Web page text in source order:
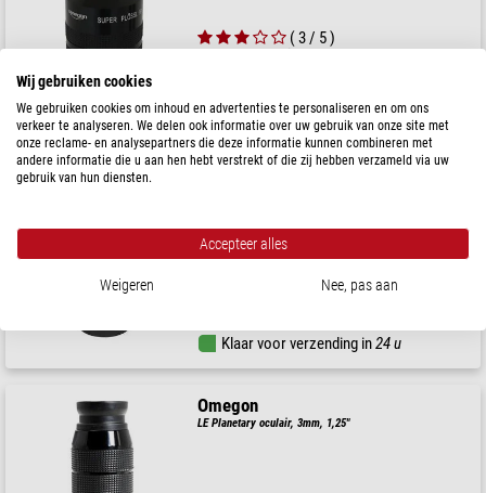
( 3 / 5 )
$ 89,00
Klaar voor verzending in 24 u
Klaar voor verzending in24 u
Omegon
LE Planetary oculair, 3mm, 1,25"
Wij gebruiken cookies
We gebruiken cookies om inhoud en advertenties te personaliseren en om ons
verkeer te analyseren. We delen ook informatie over uw gebruik van onze site met
onze reclame- en analysepartners die deze informatie kunnen combineren met
andere informatie die u aan hen hebt verstrekt of die zij hebben verzameld via uw
gebruik van hun diensten.
Accepteer alles
Weigeren Nee, pas aan